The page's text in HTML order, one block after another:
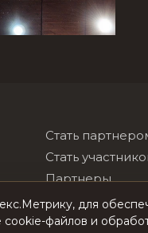
Стать
Стать
Партнеры
для
файлов и